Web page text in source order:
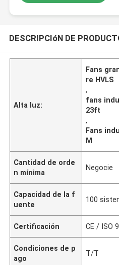
DESCRIPCIóN DE
Alta luz:
Fans
re HVLS
,
fans
23ft
,
Fans
M
Cantidad de orde
n mínima
Negocie
Capacidad de la f
uente
100
Certificación CE / ISO
Condiciones de p
ago
T/T